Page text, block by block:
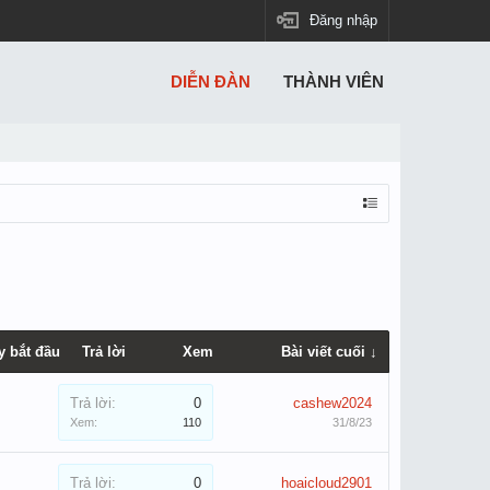
Đăng nhập
bắt đầu Trả lời Xem Bài viết cuối ↓
Trả lời: 0
Xem: 110
cashew2024
31/8/23
Trả lời: 0 hoaicloud2901
DIỄN ĐÀN THÀNH VIÊN